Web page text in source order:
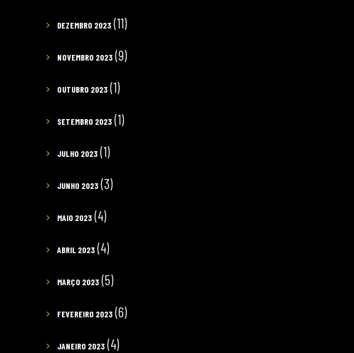
DEZEMBRO 2023 (11)
NOVEMBRO 2023 (9)
OUTUBRO 2023 (1)
SETEMBRO 2023 (1)
JULHO 2023 (1)
JUNHO 2023 (3)
MAIO 2023 (4)
ABRIL 2023 (4)
MARÇO 2023 (5)
FEVEREIRO 2023 (6)
JANEIRO 2023 (4)